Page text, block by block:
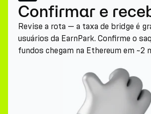
Confirmar e
Revise a rota — a taxa de bridge é
usuários da EarnPark. Confirme o
fundos chegam na Ethereum em ~2